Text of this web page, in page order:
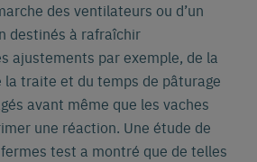
des ventilateurs ou d’un
destinés à rafraîchir
ajustements par exemple, de la
la traite et du temps de pâturage
avant même que les vaches
une réaction. Une étude de
test a montré que de telles
à votre langue
préférée